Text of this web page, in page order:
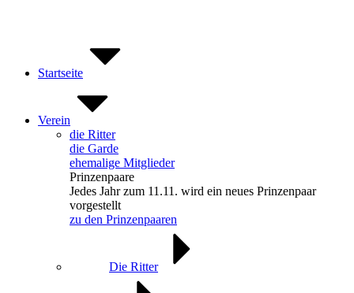
Startseite
Verein
die Ritter
die Garde
ehemalige Mitglieder
Prinzenpaare
Jedes Jahr zum 11.11. wird ein neues Prinzenpaar
vorgestellt
zu den Prinzenpaaren
Die Ritter